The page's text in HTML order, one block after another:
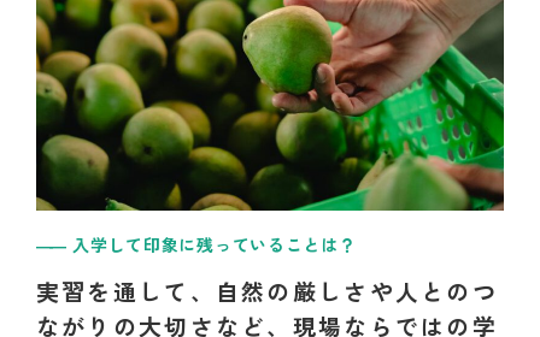
入学して印象に残っていることは？
実習を通して、自然の厳しさや人とのつ
ながりの大切さなど、現場ならではの学